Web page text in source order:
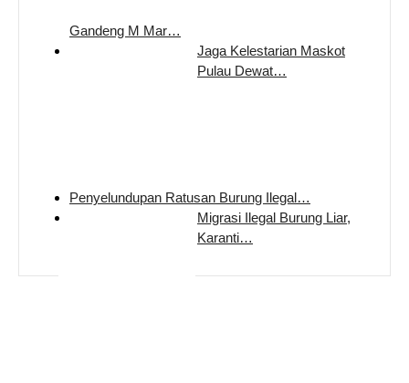
Gandeng M Mar…
Jaga Kelestarian Maskot
Pulau Dewat…
Penyelundupan Ratusan Burung Ilegal…
Migrasi Ilegal Burung Liar,
Karanti…